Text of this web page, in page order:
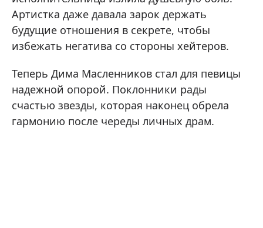
Артистка даже давала зарок держать
будущие отношения в секрете, чтобы
избежать негатива со стороны хейтеров.
Теперь Дима Масленников стал для певицы
надежной опорой. Поклонники рады
счастью звезды, которая наконец обрела
гармонию после череды личных драм.